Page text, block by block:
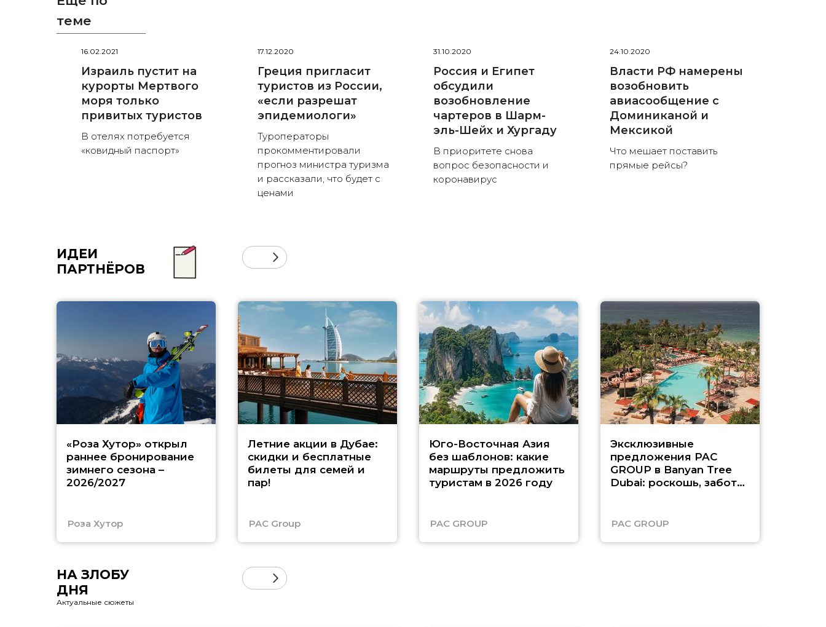
теме
16.02.2021
Израиль пустит на
курорты Мертвого
моря только
привитых туристов
В отелях потребуется
«ковидный паспорт»
17.12.2020
Греция пригласит
туристов из России,
«если разрешат
эпидемиологи»
Туроператоры
прокомментировали
прогноз министра туризма
и рассказали, что будет с
ценами
31.10.2020
Россия и Египет
обсудили
возобновление
чартеров в Шарм-
эль-Шейх и Хургаду
В приоритете снова
вопрос безопасности и
коронавирус
24.10.2020
Власти РФ намерены
возобновить
авиасообщение с
Доминиканой и
Мексикой
Что мешает поставить
прямые рейсы?
ИДЕИ
ПАРТНЁРОВ
«Роза Хутор» открыл
раннее бронирование
зимнего сезона –
2026/2027
Роза Хутор
Летние акции в Дубае:
скидки и бесплатные
билеты для семей и
пар!
PAC Group
Юго-Восточная Азия
без шаблонов: какие
маршруты предложить
туристам в 2026 году
PAC GROUP
Эксклюзивные
предложения PAC
GROUP в Banyan Tree
Dubai: роскошь, забота
PAC GROUP
НА ЗЛОБУ
ДНЯ
Актуальные сюжеты